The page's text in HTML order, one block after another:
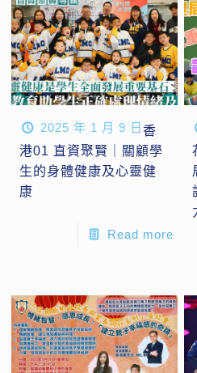
2025 年 1 月 9 日香
港01 直資聚賢｜關顧學
生的身體健康及心靈健
康
Read more